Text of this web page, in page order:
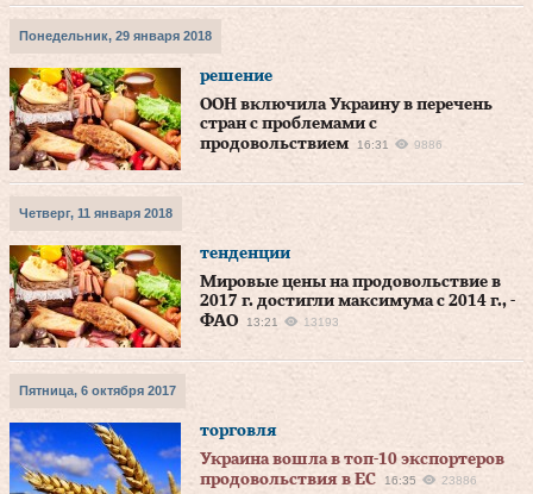
Понедельник, 29 января 2018
решение
ООН включила Украину в перечень
стран с проблемами с
продовольствием
16:31 9886
Четверг, 11 января 2018
тенденции
Мировые цены на продовольствие в
2017 г. достигли максимума с 2014 г., -
ФАО
13:21 13193
Пятница, 6 октября 2017
торговля
Украина вошла в топ-10 экспортеров
продовольствия в ЕС
16:35 23886